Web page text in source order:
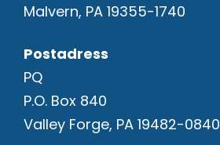
Malvern, PA 19355-1740
Postadress
PQ
P.O. Box 840
Valley Forge, PA 19482-0840